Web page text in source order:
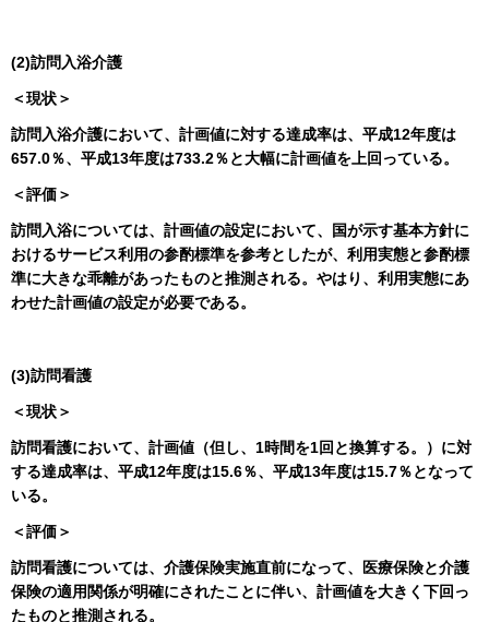
(2)訪問入浴介護
＜現状＞
訪問入浴介護において、計画値に対する達成率は、平成12年度は
657.0％、平成13年度は733.2％と大幅に計画値を上回っている。
＜評価＞
訪問入浴については、計画値の設定において、国が示す基本方針に
おけるサービス利用の参酌標準を参考としたが、利用実態と参酌標
準に大きな乖離があったものと推測される。やはり、利用実態にあ
わせた計画値の設定が必要である。
(3)訪問看護
＜現状＞
訪問看護において、計画値（但し、1時間を1回と換算する。）に対
する達成率は、平成12年度は15.6％、平成13年度は15.7％となって
いる。
＜評価＞
訪問看護については、介護保険実施直前になって、医療保険と介護
保険の適用関係が明確にされたことに伴い、計画値を大きく下回っ
たものと推測される。